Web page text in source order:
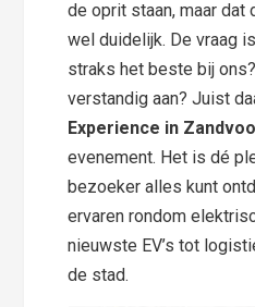
de oprit staan, maar dat
wel duidelijk. De vraag
straks het beste bij
verstandig aan? Juist
Experience in
evenement. Het is dé
bezoeker alles kunt
ervaren rondom
nieuwste EV’s tot
de stad.